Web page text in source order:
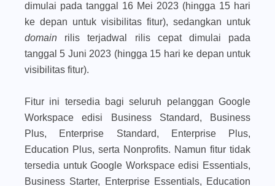
dimulai pada tanggal 16 Mei 2023 (hingga 15 hari
ke depan untuk visibilitas fitur), sedangkan untuk
domain rilis terjadwal rilis cepat dimulai pada
tanggal 5 Juni 2023 (hingga 15 hari ke depan untuk
visibilitas fitur).
Fitur ini tersedia bagi seluruh pelanggan Google
Workspace edisi Business Standard, Business
Plus, Enterprise Standard, Enterprise Plus,
Education Plus, serta Nonprofits. Namun fitur tidak
tersedia untuk Google Workspace edisi Essentials,
Business Starter, Enterprise Essentials, Education